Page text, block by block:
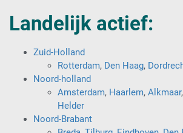
Landelijk actief:
Zuid-Holland
Rotterdam, Den Haag,
Noord-holland
Amsterdam, Haarlem, Alkmaar,
Helder
Noord-Brabant